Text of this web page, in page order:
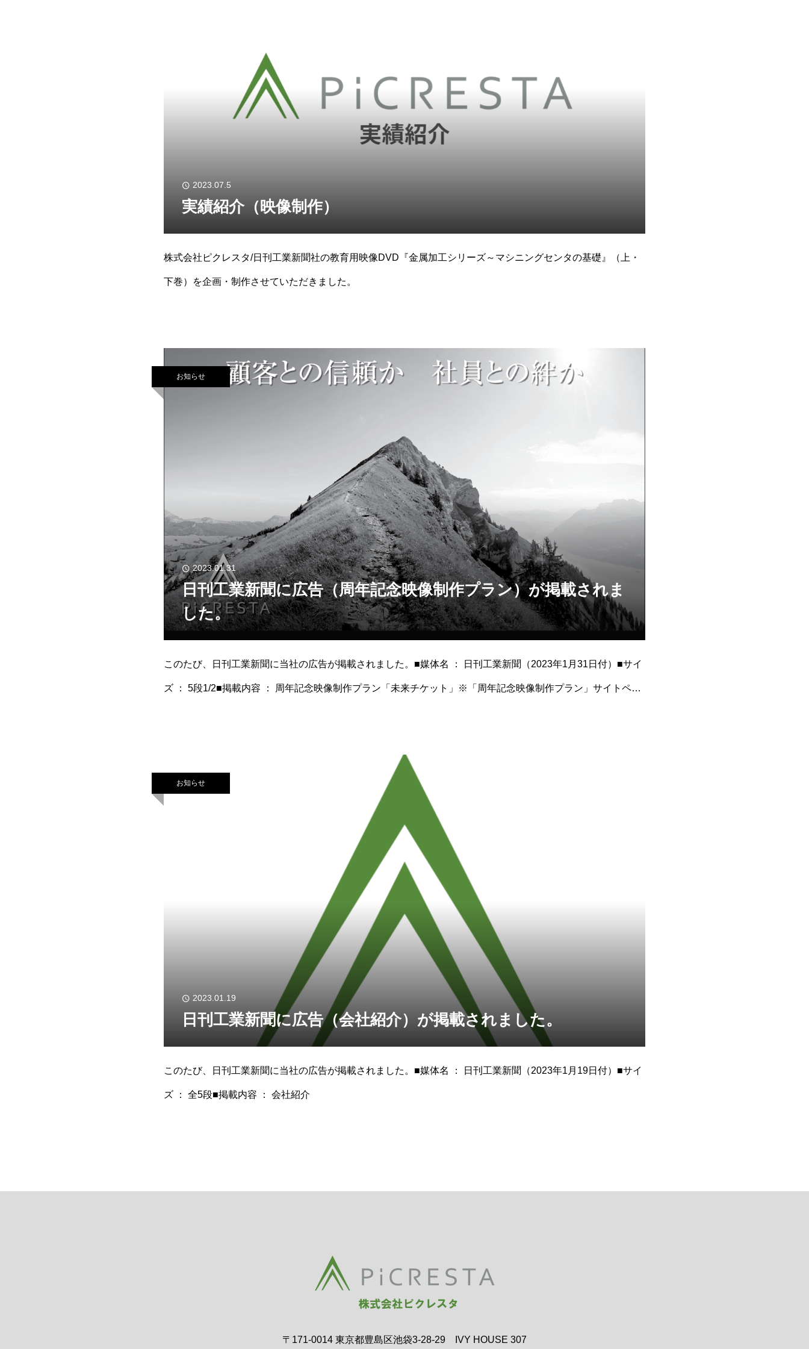
2023.07.5
実績紹介（映像制作）
株式会社ピクレスタ/日刊工業新聞社の教育用映像DVD『金属加工シリーズ～マシニングセンタの基礎』（上・
下巻）を企画・制作させていただきました。
お知らせ
2023.01.31
日刊工業新聞に広告（周年記念映像制作プラン）が掲載されま
した。
このたび、日刊工業新聞に当社の広告が掲載されました。■媒体名 ： 日刊工業新聞（2023年1月31日付）■サイ
ズ ： 5段1/2■掲載内容 ： 周年記念映像制作プラン「未来チケット」※「周年記念映像制作プラン」サイトペー
お知らせ
2023.01.19
日刊工業新聞に広告（会社紹介）が掲載されました。
このたび、日刊工業新聞に当社の広告が掲載されました。■媒体名 ： 日刊工業新聞（2023年1月19日付）■サイ
ズ ： 全5段■掲載内容 ： 会社紹介
〒171-0014 東京都豊島区池袋3-28-29 IVY HOUSE 307